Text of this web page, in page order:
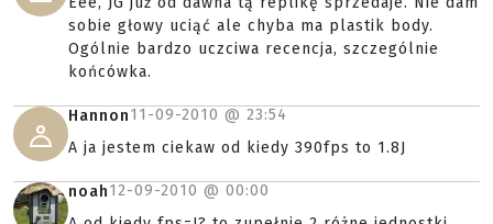
sobie głowy uciąć ale chyba ma plastik body.
Ogólnie bardzo uczciwa recencja, szczególnie
końcówka.
Hannon11-09-2010 @ 23:54
A ja jestem ciekaw od kiedy 390fps to 1.8J
noah12-09-2010 @ 00:00